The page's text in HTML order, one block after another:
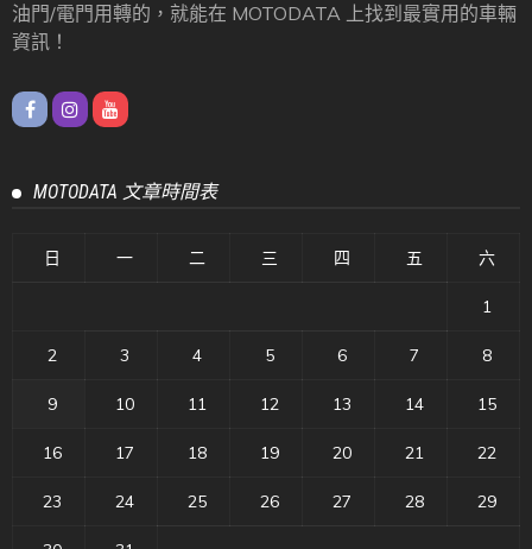
油門/電門用轉的，就能在 MOTODATA 上找到最實用的車輛
資訊！
MOTODATA 文章時間表
日 一 二 三 四 五 六
1
2 3 4 5 6 7 8
9 10 11 12 13 14 15
16 17 18 19 20 21 22
23 24 25 26 27 28 29